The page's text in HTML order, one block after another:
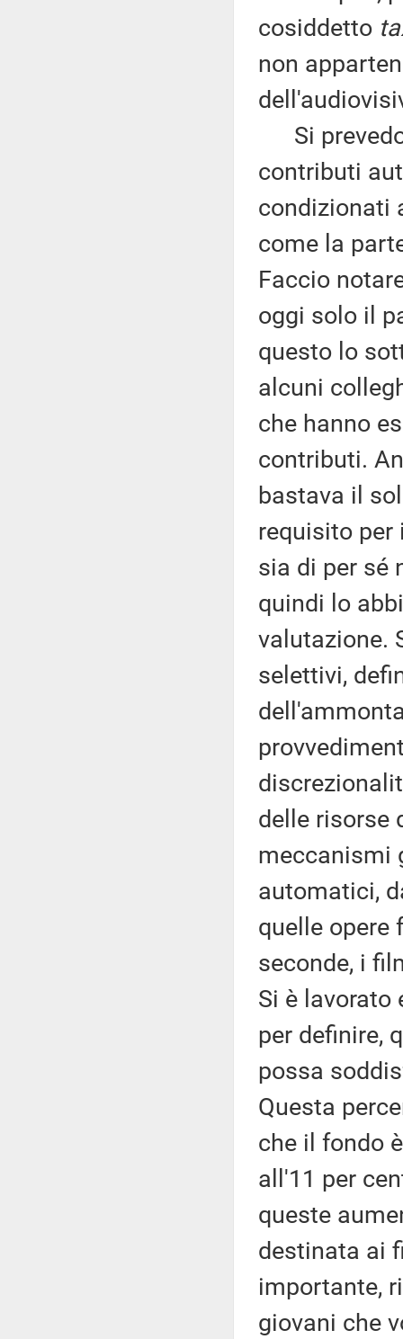
cosiddetto
non
Si
contributi
condizionati
come la
Faccio
oggi solo il
questo lo
alcuni
che hanno
contributi.
bastava il
requisito
sia di per sé
quindi lo
valutazione.
selettivi,
delle risorse
meccanismi
automatici,
quelle opere
seconde, i
Si è
per definire,
possa
Questa
che il fondo
all'11 per
queste
destinata ai
importante,
giovani che